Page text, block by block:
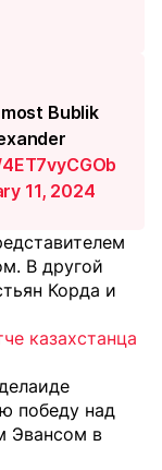
Bublik
11, 2024
В другой
Корда и
казахстанца
победу над
Эвансом в